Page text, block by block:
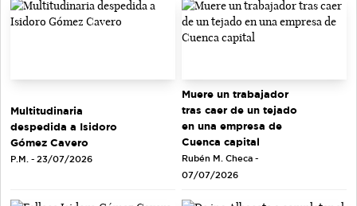
Multitudinaria
despedida a Isidoro
Gómez Cavero
P.M. - 23/07/2026
Muere un trabajador
tras caer de un tejado
en una empresa de
Cuenca capital
Rubén M. Checa -
07/07/2026